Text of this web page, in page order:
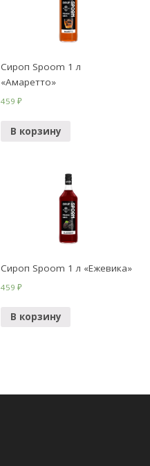
Сироп Spoom 1 л
«Амаретто»
459₽
В корзину
Сироп Spoom 1 л «Ежевика»
459₽
В корзину